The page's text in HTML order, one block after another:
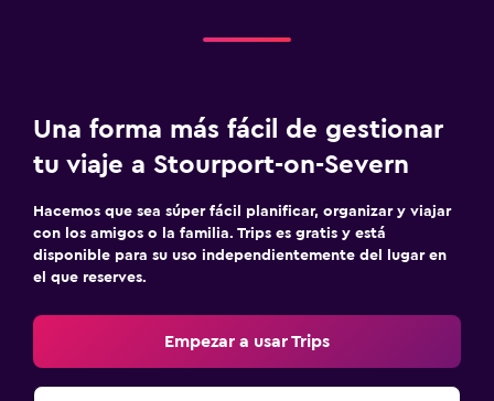
Cámaras CCTV en zonas comunes
Sistema de entretenimiento
Sala de estar/TV compartida
Lavandería
Una forma más fácil de gestionar
tu viaje a Stourport-on-Severn
Hacemos que sea súper fácil planificar, organizar y viajar
con los amigos o la familia. Trips es gratis y está
disponible para su uso independientemente del lugar en
el que reserves.
Empezar a usar Trips